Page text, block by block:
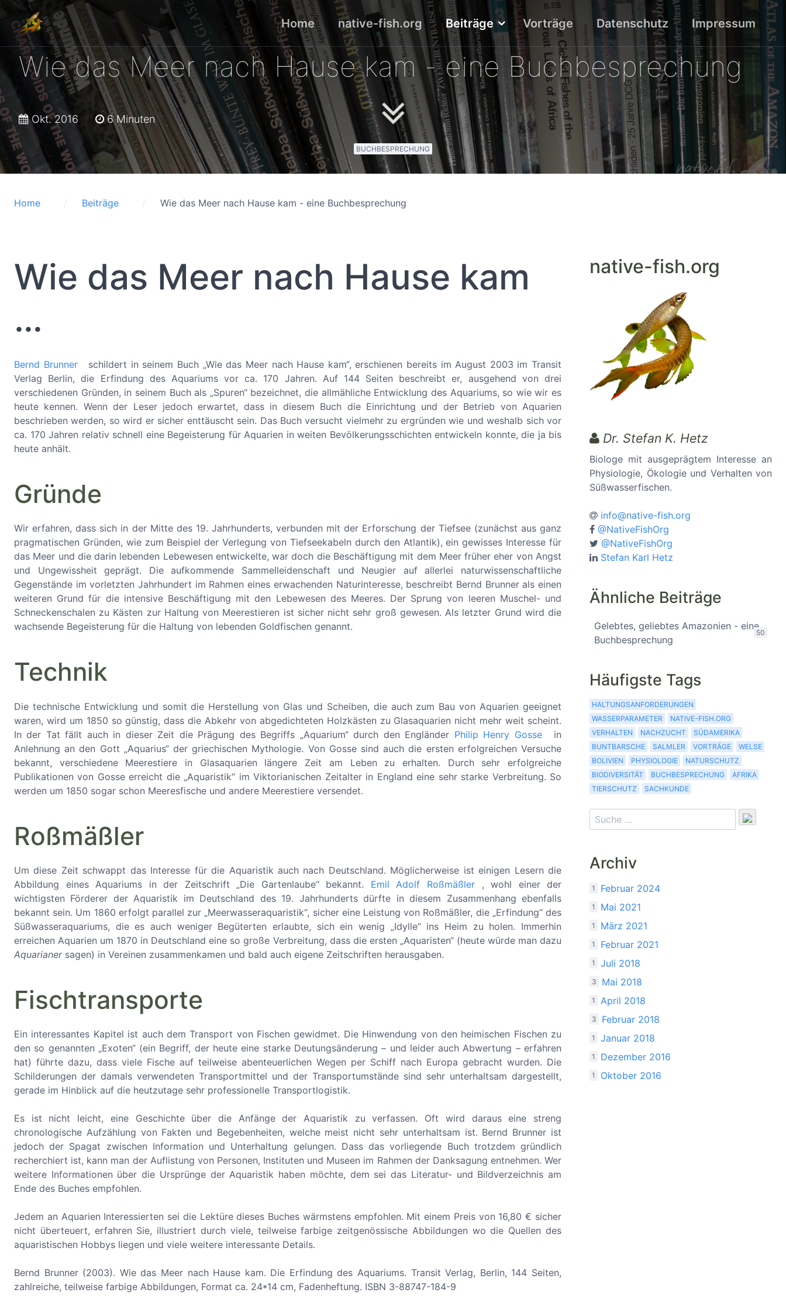
Home native-fish.org Beiträge Vorträge Datenschutz Impressum
Wie das Meer nach Hause kam - eine Buchbesprechung
Okt. 2016 6 Minuten
BUCHBESPRECHUNG
Home Beiträge Wie das Meer nach Hause kam - eine Buchbesprechung
Wie das Meer nach Hause kam
…
Bernd Brunner
schildert in seinem Buch „Wie das Meer nach Hause kam“, erschienen bereits im August 2003 im Transit
Verlag Berlin, die Erfindung des Aquariums vor ca. 170 Jahren. Auf 144 Seiten beschreibt er, ausgehend von drei
verschiedenen Gründen, in seinem Buch als „Spuren“ bezeichnet, die allmähliche Entwicklung des Aquariums, so wie wir es
heute kennen. Wenn der Leser jedoch erwartet, dass in diesem Buch die Einrichtung und der Betrieb von Aquarien
beschrieben werden, so wird er sicher enttäuscht sein. Das Buch versucht vielmehr zu ergründen wie und weshalb sich vor
ca. 170 Jahren relativ schnell eine Begeisterung für Aquarien in weiten Bevölkerungsschichten entwickeln konnte, die ja bis
heute anhält.
Gründe
Wir erfahren, dass sich in der Mitte des 19. Jahrhunderts, verbunden mit der Erforschung der Tiefsee (zunächst aus ganz
pragmatischen Gründen, wie zum Beispiel der Verlegung von Tiefseekabeln durch den Atlantik), ein gewisses Interesse für
das Meer und die darin lebenden Lebewesen entwickelte, war doch die Beschäftigung mit dem Meer früher eher von Angst
und Ungewissheit geprägt. Die aufkommende Sammelleidenschaft und Neugier auf allerlei naturwissenschaftliche
Gegenstände im vorletzten Jahrhundert im Rahmen eines erwachenden Naturinteresse, beschreibt Bernd Brunner als einen
weiteren Grund für die intensive Beschäftigung mit den Lebewesen des Meeres. Der Sprung von leeren Muschel- und
Schneckenschalen zu Kästen zur Haltung von Meerestieren ist sicher nicht sehr groß gewesen. Als letzter Grund wird die
wachsende Begeisterung für die Haltung von lebenden Goldfischen genannt.
Technik
Die technische Entwicklung und somit die Herstellung von Glas und Scheiben, die auch zum Bau von Aquarien geeignet
waren, wird um 1850 so günstig, dass die Abkehr von abgedichteten Holzkästen zu Glasaquarien nicht mehr weit scheint.
In der Tat fällt auch in dieser Zeit die Prägung des Begriffs „Aquarium“ durch den Engländer Philip Henry Gosse
in
Anlehnung an den Gott „Aquarius“ der griechischen Mythologie. Von Gosse sind auch die ersten erfolgreichen Versuche
bekannt, verschiedene Meerestiere in Glasaquarien längere Zeit am Leben zu erhalten. Durch sehr erfolgreiche
Publikationen von Gosse erreicht die „Aquaristik“ im Viktorianischen Zeitalter in England eine sehr starke Verbreitung. So
werden um 1850 sogar schon Meeresfische und andere Meerestiere versendet.
Roßmäßler
Um diese Zeit schwappt das Interesse für die Aquaristik auch nach Deutschland. Möglicherweise ist einigen Lesern die
Abbildung eines Aquariums in der Zeitschrift „Die Gartenlaube“ bekannt. Emil Adolf Roßmäßler
, wohl einer der
wichtigsten Förderer der Aquaristik im Deutschland des 19. Jahrhunderts dürfte in diesem Zusammenhang ebenfalls
bekannt sein. Um 1860 erfolgt parallel zur „Meerwasseraquaristik“, sicher eine Leistung von Roßmäßler, die „Erfindung“ des
Süßwasseraquariums, die es auch weniger Begüterten erlaubte, sich ein wenig „Idylle“ ins Heim zu holen. Immerhin
erreichen Aquarien um 1870 in Deutschland eine so große Verbreitung, dass die ersten „Aquaristen“ (heute würde man dazu
Aquarianersagen) in Vereinen zusammenkamen und bald auch eigene Zeitschriften herausgaben.
Fischtransporte
Ein interessantes Kapitel ist auch dem Transport von Fischen gewidmet. Die Hinwendung von den heimischen Fischen zu
den so genannten „Exoten“ (ein Begriff, der heute eine starke Deutungsänderung– und leider auch Abwertung –erfahren
hat) führte dazu, dass viele Fische auf teilweise abenteuerlichen Wegen per Schiff nach Europa gebracht wurden. Die
Schilderungen der damals verwendeten Transportmittel und der Transportumstände sind sehr unterhaltsam dargestellt,
gerade im Hinblick auf die heutzutage sehr professionelle Transportlogistik.
Es ist nicht leicht, eine Geschichte über die Anfänge der Aquaristik zu verfassen. Oft wird daraus eine streng
chronologische Aufzählung von Fakten und Begebenheiten, welche meist nicht sehr unterhaltsam ist. Bernd Brunner ist
jedoch der Spagat zwischen Information und Unterhaltung gelungen. Dass das vorliegende Buch trotzdem gründlich
recherchiert ist, kann man der Auflistung von Personen, Instituten und Museen im Rahmen der Danksagung entnehmen. Wer
weitere Informationen über die Ursprünge der Aquaristik haben möchte, dem sei das Literatur- und Bildverzeichnis am
Ende des Buches empfohlen.
Jedem an Aquarien Interessierten sei die Lektüre dieses Buches wärmstens empfohlen. Mit einem Preis von 16,80 € sicher
nicht überteuert, erfahren Sie, illustriert durch viele, teilweise farbige zeitgenössische Abbildungen wo die Quellen des
aquaristischen Hobbys liegen und viele weitere interessante Details.
Bernd Brunner (2003). Wie das Meer nach Hause kam. Die Erfindung des Aquariums. Transit Verlag, Berlin, 144 Seiten,
zahlreiche, teilweise farbige Abbildungen, Format ca. 24*14 cm, Fadenheftung. ISBN 3-88747-184-9
native-fish.org
Dr. Stefan K. Hetz
Biologe mit ausgeprägtem Interesse an
Physiologie, Ökologie und Verhalten von
Süßwasserfischen.
info@native-fish.org
@NativeFishOrg
@NativeFishOrg
Stefan Karl Hetz
Ähnliche Beiträge
50
Gelebtes, geliebtes Amazonien - eine
Buchbesprechung
Häufigste Tags
HALTUNGSANFORDERUNGEN
WASSERPARAMETER
NATIVE-FISH.ORG
VERHALTEN
NACHZUCHT
SÜDAMERIKA
BUNTBARSCHE
SALMLER VORTRÄGE
WELSE
BOLIVIEN
PHYSIOLOGIE
NATURSCHUTZ
BIODIVERSITÄT
BUCHBESPRECHUNG
AFRIKA
TIERSCHUTZ
SACHKUNDE
Archiv
1 Februar 2024
1 Mai 2021
1 März 2021
1 Februar 2021
1 Juli 2018
3 Mai 2018
1 April 2018
3 Februar 2018
1 Januar 2018
1 Dezember 2016
1 Oktober 2016